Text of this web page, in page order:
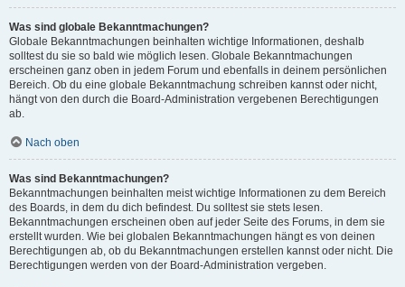
Was sind globale Bekanntmachungen?
Globale Bekanntmachungen beinhalten wichtige Informationen, deshalb
solltest du sie so bald wie möglich lesen. Globale Bekanntmachungen
erscheinen ganz oben in jedem Forum und ebenfalls in deinem persönlichen
Bereich. Ob du eine globale Bekanntmachung schreiben kannst oder nicht,
hängt von den durch die Board-Administration vergebenen Berechtigungen
ab.
Nach oben
Was sind Bekanntmachungen?
Bekanntmachungen beinhalten meist wichtige Informationen zu dem Bereich
des Boards, in dem du dich befindest. Du solltest sie stets lesen.
Bekanntmachungen erscheinen oben auf jeder Seite des Forums, in dem sie
erstellt wurden. Wie bei globalen Bekanntmachungen hängt es von deinen
Berechtigungen ab, ob du Bekanntmachungen erstellen kannst oder nicht. Die
Berechtigungen werden von der Board-Administration vergeben.